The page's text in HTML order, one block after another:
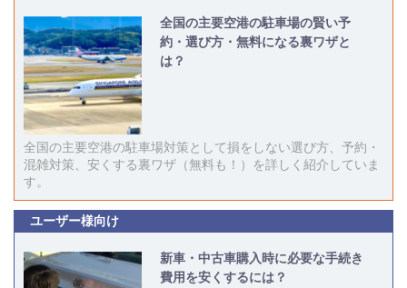
全国の主要空港の駐車場の賢い予
約・選び方・無料になる裏ワザと
は？
全国の主要空港の駐車場対策として損をしない選び方、予約・
混雑対策、安くする裏ワザ（無料も！）を詳しく紹介していま
す。
ユーザー様向け
新車・中古車購入時に必要な手続き
費用を安くするには？